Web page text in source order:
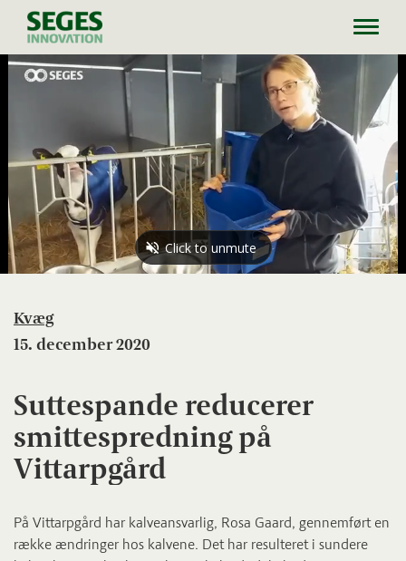
Kvæg
15. december 2020
Suttespande reducerer
smittespredning på
Vittarpgård
På Vittarpgård har kalveansvarlig, Rosa Gaard, gennemført en
række ændringer hos kalvene. Det har resulteret i sundere